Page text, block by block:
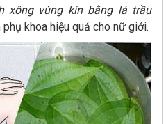
xông vùng kín bằng lá trầu
khoa hiệu quả cho nữ giới.